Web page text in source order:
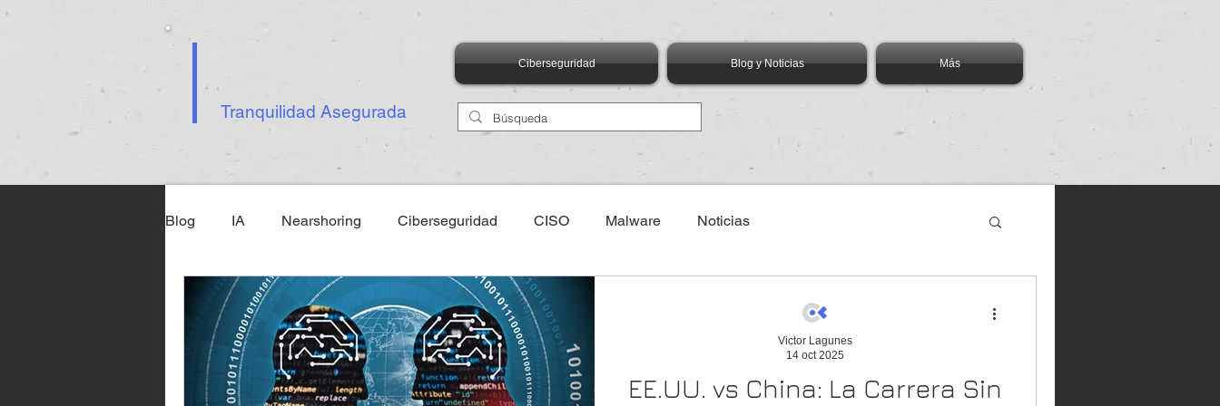
Ciberseguridad Blog y Noticias Más
Tranquilidad Asegurada
Blog IA Nearshoring Ciberseguridad CISO Malware Noticias
Ley Federal de Ciberseguridad eventos AIMX Asociación de Internet MX
Inteligencia Artificial Tecnologías Emergentes Talento
EE.UU. vs China: La Carrera Sin
Victor Lagunes
14 oct 2025